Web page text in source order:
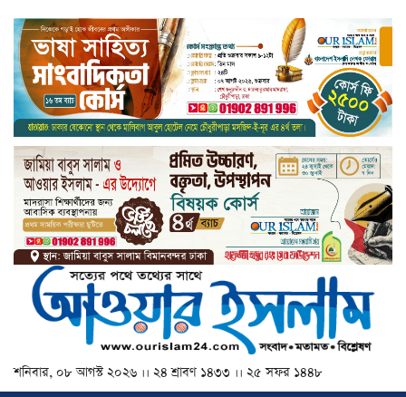
শনিবার, ০৮ আগস্ট ২০২৬ ।। ২৪ শ্রাবণ ১৪৩৩ ।। ২৫ সফর ১৪৪৮